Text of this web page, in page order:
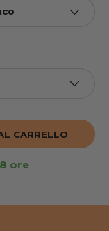
CARRELLO
ore